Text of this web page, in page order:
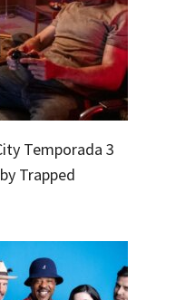
Temporada 3
Trapped